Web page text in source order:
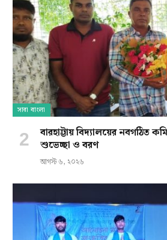
সারা বাংলা
বারহাট্টায় বিদ্যালয়ের নবগঠিত
শুভেচ্ছা ও বরণ
আগস্ট ৬, ২০২৬